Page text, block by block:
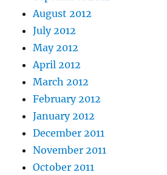
August 2012
July 2012
May 2012
April 2012
March 2012
February 2012
January 2012
December 2011
November 2011
October 2011